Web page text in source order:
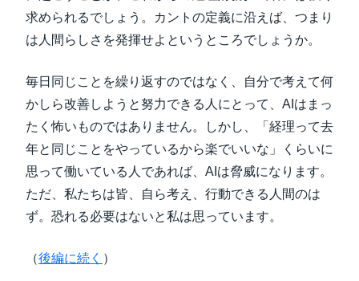
求められるでしょう。カントの定義に沿えば、つまり
は人間らしさを発揮せよというところでしょうか。
毎日同じことを繰り返すのではなく、自分で考えて何
かしら改善しようと努力できる人にとって、AIはまっ
たく怖いものではありません。しかし、「経理って去
年と同じことをやっているから楽でいいな」くらいに
思って働いている人であれば、AIは脅威になります。
ただ、私たちは皆、自ら考え、行動できる人間のは
ず。恐れる必要はないと私は思っています。
（後編に続く ）